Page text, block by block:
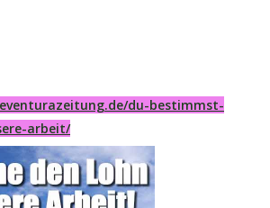
du-bestimmst-
arbeit/